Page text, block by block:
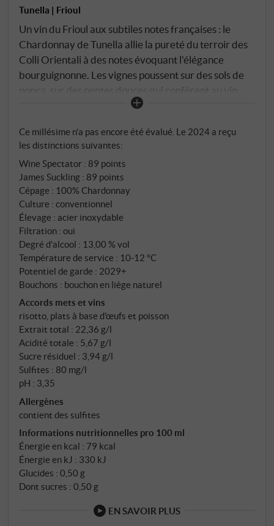
Tunella | Frioul
Un vin du Frioul aux subtiles notes françaises : le
Chardonnay de Tunella allie la pureté du terroir des
Colli Orientali à des notes évoquant l'élégance
bourguignonne. Les vignes poussent sur des sols de
ponca, sur des pentes douces qui confèrent au vin
précision et structure. Dans le verre, une robe jaune
fleurs blanches, de pomme jaune, une touche de
noisette grillée et un soupçon de vanille. En bouche, il
est harmonieux, avec une texture onctueuse, une
acidité fine et une minéralité subtile. Un chardonnay
équilibré et charmant, qui exprime clairement son
terroir et possède une profondeur élégante.
SUPERIORE.DE
Ce millésime n’a pas encore été évalué. Le 2024 a reçu
les distinctions suivantes:
Wine Spectator : 89 points
James Suckling : 89 points
Cépage : 100% Chardonnay
Culture : conventionnel
Élevage : acier inoxydable
Filtration : oui
Degré d'alcool : 13,00 % vol
Température de service : 10‑12 °C
Potentiel de garde : 2029+
Bouchons : bouchon en liège naturel
Accords mets et vins
risotto, plats à base d'œufs et poisson
Extrait total : 22,36 g/l
Acidité totale : 5,67 g/l
Sucre résiduel : 3,94 g/l
Sulfites : 80 mg/l
pH : 3,35
Allergènes
contient des sulfites
Informations nutritionnelles pro 100 ml
Énergie en kcal : 79 kcal
Énergie en kJ : 330 kJ
Glucides : 0,50 g
Dont sucres : 0,50 g
EN SAVOIR PLUS